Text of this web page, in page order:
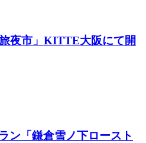
夜市」KITTE大阪にて開
ン「鎌倉雪ノ下ロースト